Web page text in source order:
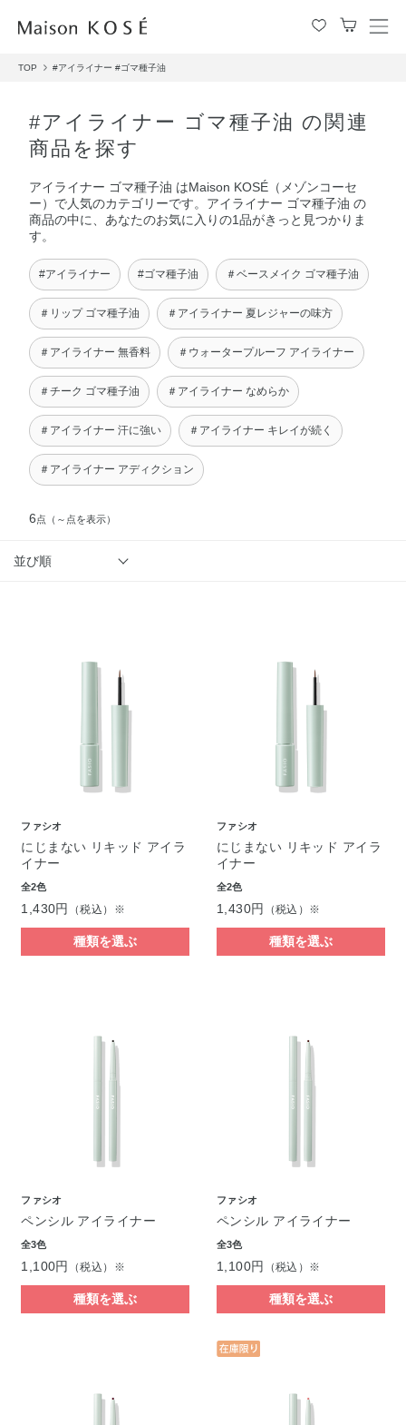
メ
TOP #アイライナー #ゴマ種子油
#アイライナー ゴマ種子油 の関連
商品を探す
アイライナー ゴマ種子油 はMaison KOSÉ（メゾンコーセ
ー）で人気のカテゴリーです。アイライナー ゴマ種子油 の
商品の中に、あなたのお気に入りの1品がきっと見つかりま
す。
#アイライナー #ゴマ種子油 ＃ベースメイク ゴマ種子油
＃リップ ゴマ種子油 ＃アイライナー 夏レジャーの味方
＃アイライナー 無香料 ＃ウォータープルーフ アイライナー
＃チーク ゴマ種子油 ＃アイライナー なめらか
＃アイライナー 汗に強い ＃アイライナー キレイが続く
＃アイライナー アディクション
6点 （～点を表示）
並び順
ファシオ
にじまない リキッド アイラ
イナー
全2色
1,430円 （税込）※
種類を選ぶ
ファシオ
にじまない リキッド アイラ
イナー
全2色
1,430円 （税込）※
種類を選ぶ
ファシオ
ペンシル アイライナー
全3色
1,100円 （税込）※
種類を選ぶ
ファシオ
ペンシル アイライナー
全3色
1,100円 （税込）※
種類を選ぶ